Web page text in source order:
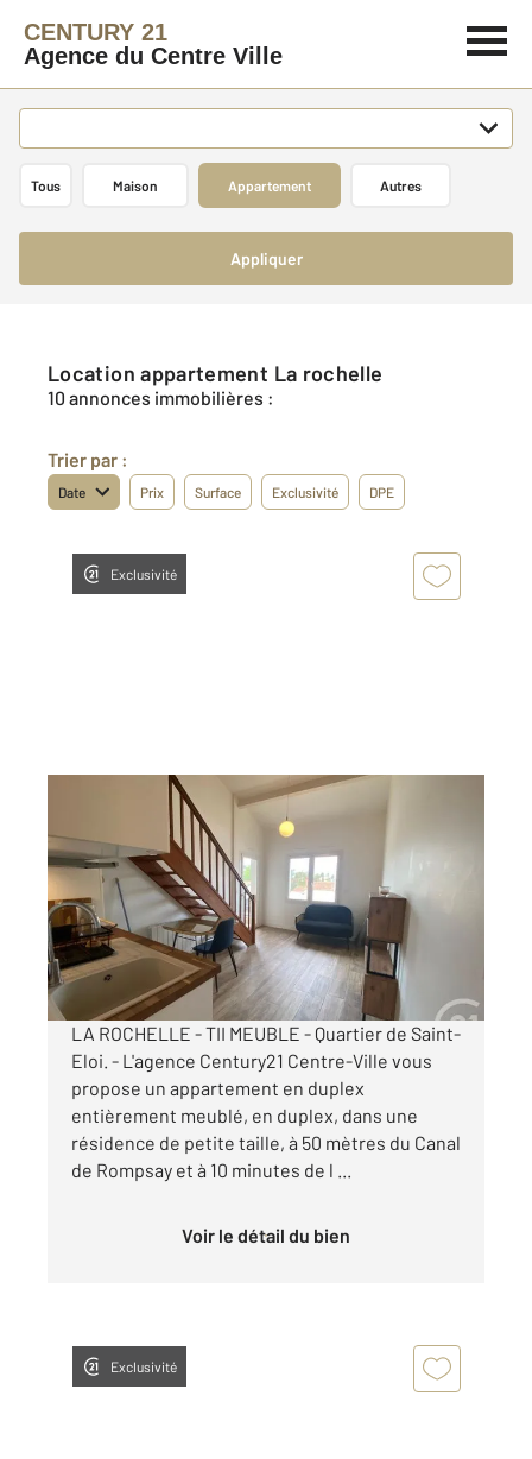
CENTURY 21
Agence du Centre Ville
Tous Maison Appartement Autres
Appliquer
Location appartement La rochelle
10 annonces immobilières :
Trier par :
Date Prix Surface Exclusivité DPE
Exclusivité
LA ROCHELLE 17
, 2 pièces
Ref : 22326
Appartement T1 Bis à louer
691,76 €
par mois charges comprises
LA ROCHELLE - TII MEUBLE - Quartier de Saint-
Eloi. - L'agence Century21 Centre-Ville vous
propose un appartement en duplex
entièrement meublé, en duplex, dans une
résidence de petite taille, à 50 mètres du Canal
de Rompsay et à 10 minutes de l ...
Voir le détail du bien
Exclusivité